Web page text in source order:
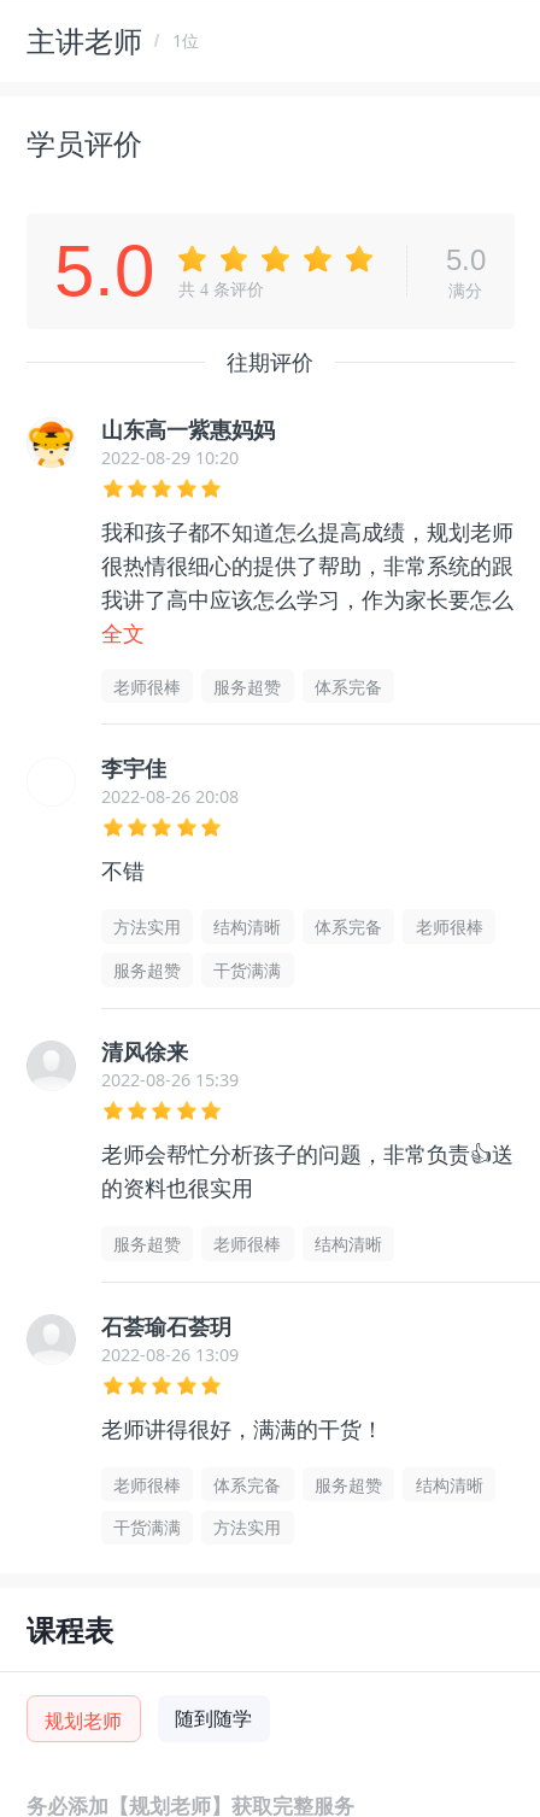
主讲老师 1位
学员评价
5.0 共4 条评价
5.0
满分
往期评价
山东高一紫惠妈妈
2022-08-29 10:20
我和孩子都不知道怎么提高成绩，规划老师
很热情很细心的提供了帮助，非常系统的跟
我讲了高中应该怎么学习，作为家长要怎么
帮助孩子等等很多东西，孩子和我都没有那
用的
全文
老师很棒 服务超赞 体系完备
李宇佳
2022-08-26 20:08
不错
方法实用 结构清晰 体系完备
老师很棒
服务超赞
干货满满
清风徐来
2022-08-26 15:39
老师会帮忙分析孩子的问题，非常负责👍送
的资料也很实用
服务超赞 老师很棒 结构清晰
石荟瑜石荟玥
2022-08-26 13:09
老师讲得很好，满满的干货！
老师很棒 体系完备 服务超赞
结构清晰
干货满满
方法实用
课程表
规划老师 随到随学
务必添加【规划老师】获取完整服务